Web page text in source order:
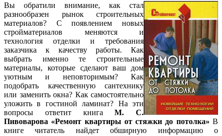
Вы обратили внимание, как стал
разнообразен рынок строительных
материалов? С появлением новых
стройматериалов меняются и
технология отделки и требования
заказчика к качеству работы. Как
выбрать именно те строительные
материалы, которые сделают ваш дом
уютным и неповторимым? Как
подобрать качественную сантехнику
или заменить окна? Как самостоятельно
уложить в гостиной ламинат? На эти
вопросы ответит книгаМ. С.
Пивоварова «Ремонт квартиры от стяжки до потолка» В
книге читатель найдет обширную информацию о